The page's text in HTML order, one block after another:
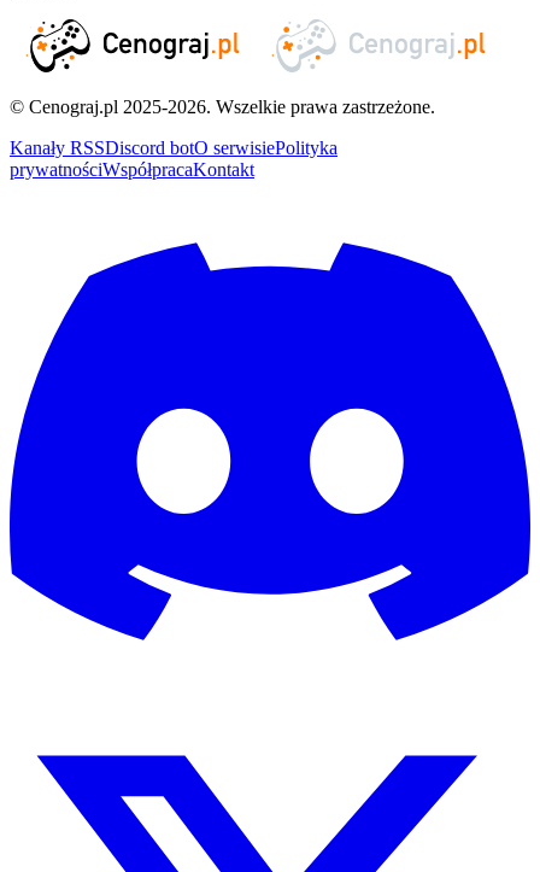
© Cenograj.pl 2025-2026. Wszelkie prawa zastrzeżone.
Kanały RSSDiscord botO serwisiePolityka
prywatnościWspółpracaKontakt